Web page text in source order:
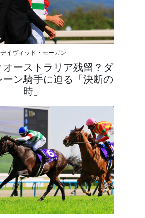
デイヴィッド・モーガン
オーストラリア残留？ダ
ーン騎手に迫る「決断の
時」